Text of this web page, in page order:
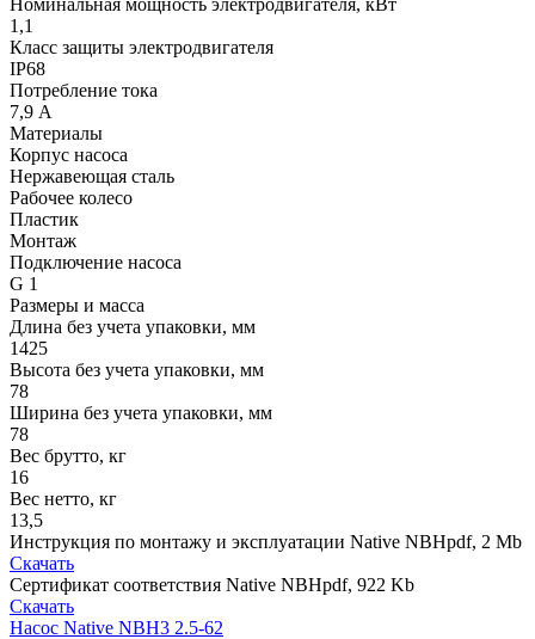
1,1
Класс защиты электродвигателя
IP68
Потребление тока
7,9 А
Материалы
Корпус насоса
Нержавеющая сталь
Рабочее колесо
Пластик
Монтаж
Подключение насоса
G 1
Размеры и масса
Длина без учета упаковки, мм
1425
Высота без учета упаковки, мм
78
Ширина без учета упаковки, мм
78
Вес брутто, кг
16
Вес нетто, кг
13,5
Инструкция по монтажу и эксплуатации Native NBHpdf, 2 Mb
Скачать
Сертификат соответствия Native NBHpdf, 922 Kb
Скачать
Насос Native NBH3 2.5-62